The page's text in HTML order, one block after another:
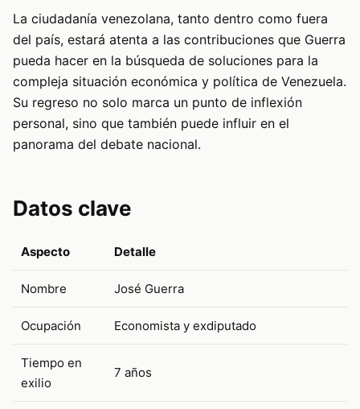
La ciudadanía venezolana, tanto dentro como fuera
del país, estará atenta a las contribuciones que Guerra
pueda hacer en la búsqueda de soluciones para la
compleja situación económica y política de Venezuela.
Su regreso no solo marca un punto de inflexión
personal, sino que también puede influir en el
panorama del debate nacional.
Datos clave
Aspecto Detalle
Nombre José Guerra
Ocupación Economista y exdiputado
Tiempo en
exilio
7 años